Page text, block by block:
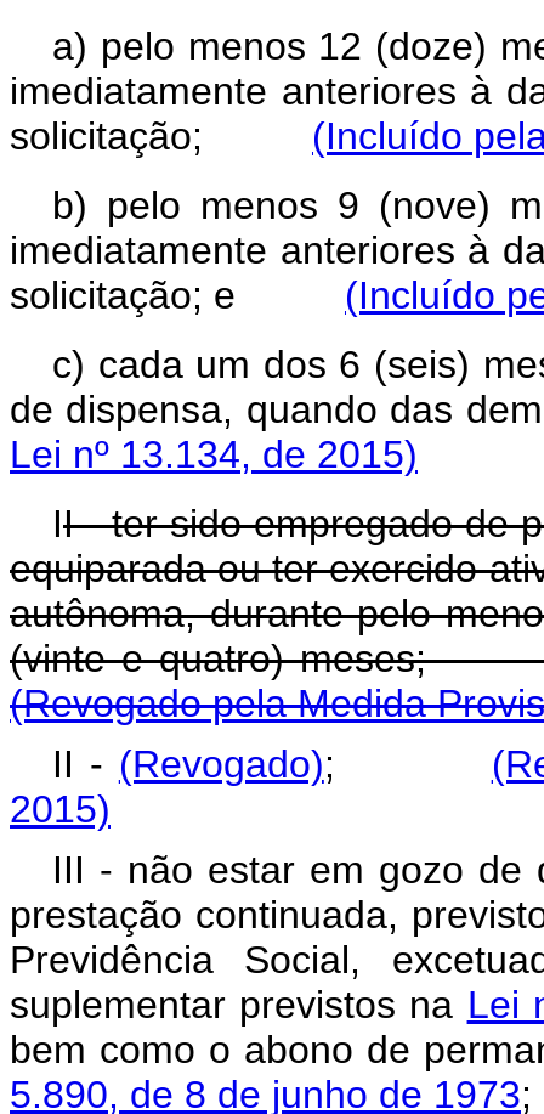
a) pelo menos 12 (doze)
imediatamente anteriores à
solicitação; (Incluído
b) pelo menos 9 (nove)
imediatamente anteriores à
solicitação; e (Incluído
c) cada um dos 6 (seis)
de dispensa, quando das
Lei nº 13.134, de 2015)
II - ter sido empregado de
equiparada ou ter exercido
autônoma, durante pelo
(vinte e quatro)
(Revogado pela Medida
II - (Revogado);
2015)
III - não estar em gozo de
prestação continuada,
Previdência Social,
suplementar previstos na Lei
bem como o abono de
5.890, de 8 de junho de 1973;